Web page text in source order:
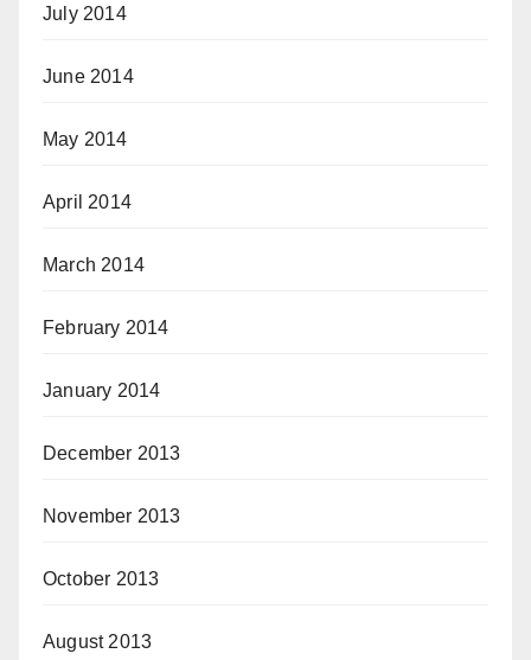
July 2014
June 2014
May 2014
April 2014
March 2014
February 2014
January 2014
December 2013
November 2013
October 2013
August 2013